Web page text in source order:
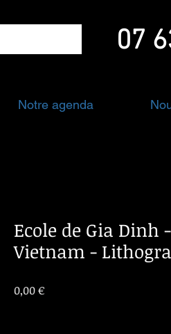
07
Notre agenda
Ecole de Gia Dinh
Vietnam -
0,00 €Prix